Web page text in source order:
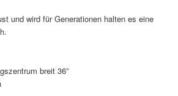
und wird für Generationen halten es eine
breit 36”